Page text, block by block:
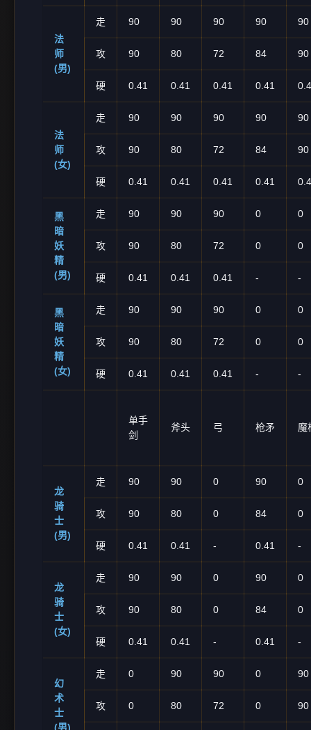
法
师
(男)
走 90 90 90 90 90
攻 90 80 72 84 90
硬 0.41 0.41 0.41 0.41
法
师
(女)
走 90 90 90 90 90
攻 90 80 72 84 90
硬 0.41 0.41 0.41 0.41
黑
暗
妖
精
(男)
走 90 90 90 0 0
攻 90 80 72 0 0
硬 0.41 0.41 0.41 - -
黑
暗
妖
精
(女)
走 90 90 90 0 0
攻 90 80 72 0 0
硬 0.41 0.41 0.41 - -
单手
剑
斧头 弓 枪矛 魔
龙
骑
士
(男)
走 90 90 0 90 0
攻 90 80 0 84 0
硬 0.41 0.41 - 0.41 -
龙
骑
士
(女)
走 90 90 0 90 0
攻 90 80 0 84 0
硬 0.41 0.41 - 0.41 -
幻
术
士
(男)
走 0 90 90 0 90
攻 0 80 72 0 90